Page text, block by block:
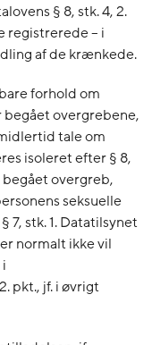
§ 8, stk. 4, 2.
registrerede – i
af de krænkede.
forhold om
overgrebene,
tale om
isoleret efter § 8,
overgreb,
seksuelle
stk. 1. Datatilsynet
normalt ikke vil
pkt., jf. i øvrigt